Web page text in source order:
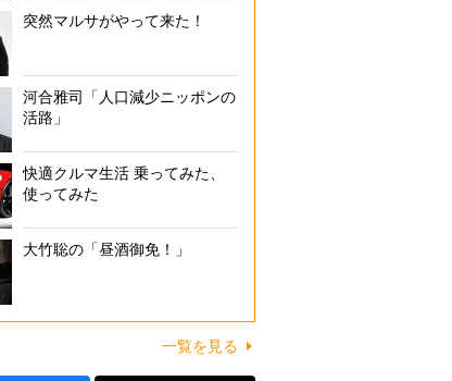
突然マルサがやって来た！
河合雅司「人口減少ニッポンの
活路」
快適クルマ生活 乗ってみた、
使ってみた
大竹聡の「昼酒御免！」
一覧を見る